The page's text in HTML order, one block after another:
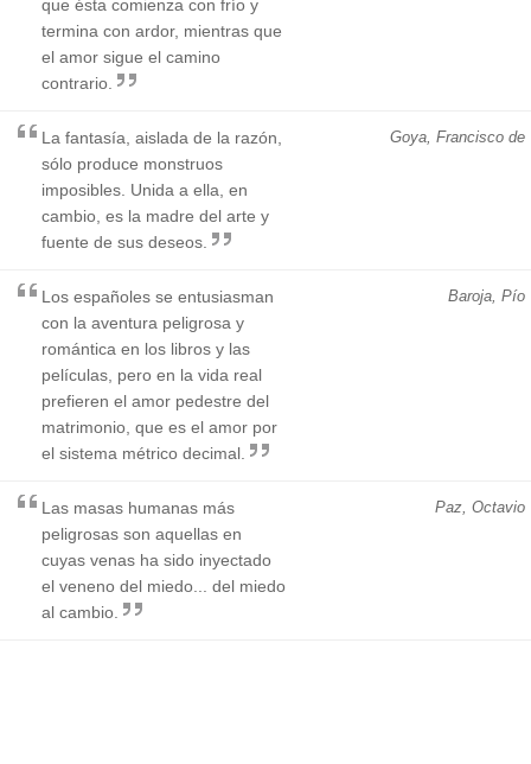
que ésta comienza con frío y
termina con ardor, mientras que
el amor sigue el camino
contrario.
Goya, Francisco de
La fantasía, aislada de la razón,
sólo produce monstruos
imposibles. Unida a ella, en
cambio, es la madre del arte y
fuente de sus deseos.
Baroja, Pío
Los españoles se entusiasman
con la aventura peligrosa y
romántica en los libros y las
películas, pero en la vida real
prefieren el amor pedestre del
matrimonio, que es el amor por
el sistema métrico decimal.
Paz, Octavio
Las masas humanas más
peligrosas son aquellas en
cuyas venas ha sido inyectado
el veneno del miedo... del miedo
al cambio.